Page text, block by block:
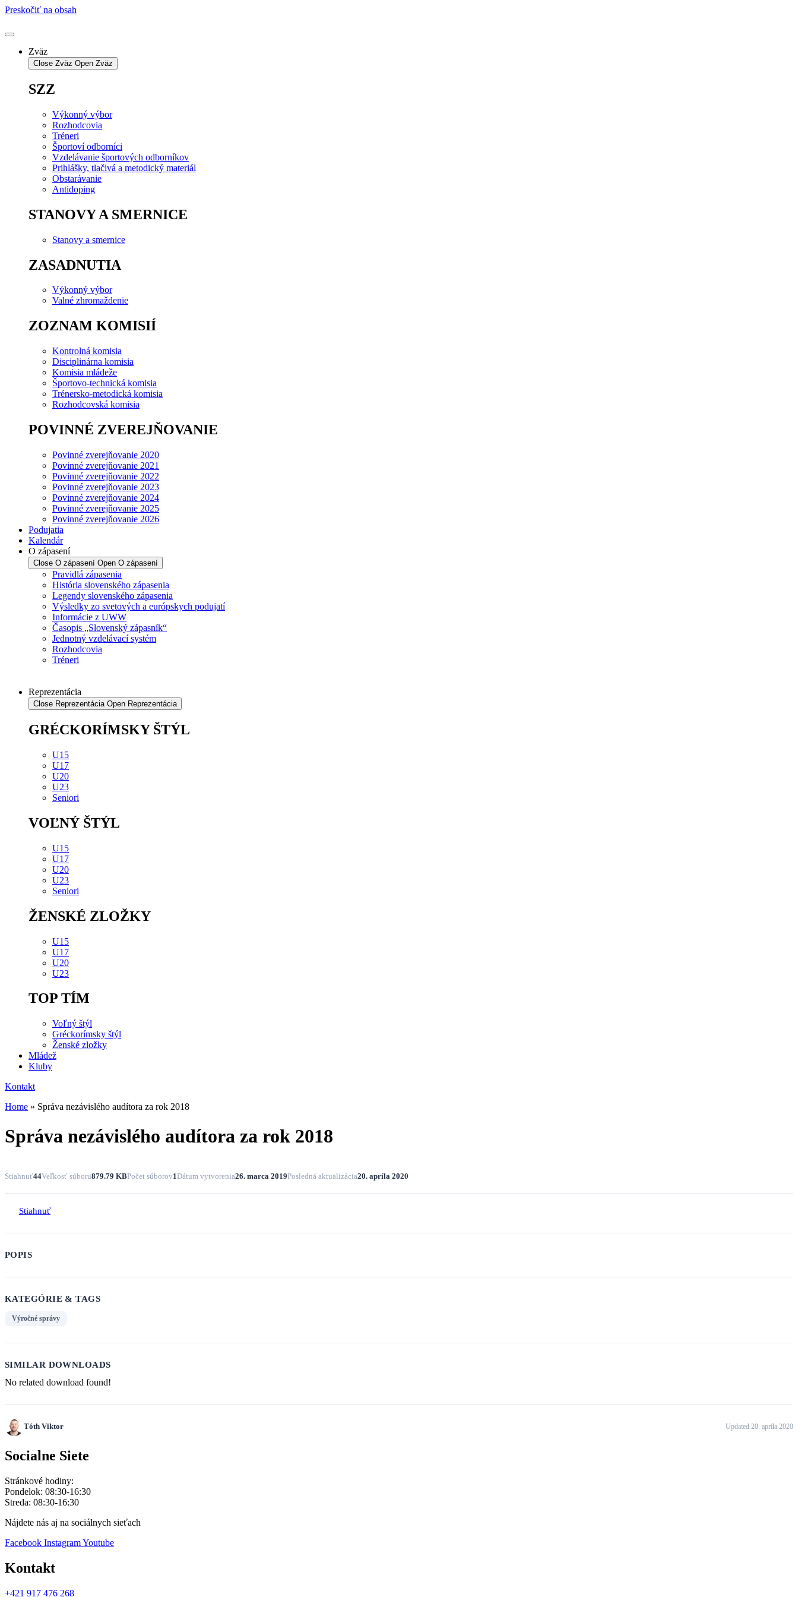
Preskočiť na obsah
Zväz
Close Zväz Open Zväz
SZZ
Výkonný výbor
Rozhodcovia
Tréneri
Športoví odborníci
Vzdelávanie športových odborníkov
Prihlášky, tlačivá a metodický materiál
Obstarávanie
Antidoping
STANOVY A SMERNICE
Stanovy a smernice
ZASADNUTIA
Výkonný výbor
Valné zhromaždenie
ZOZNAM KOMISIÍ
Kontrolná komisia
Disciplinárna komisia
Komisia mládeže
Športovo-technická komisia
Trénersko-metodická komisia
Rozhodcovská komisia
POVINNÉ ZVEREJŇOVANIE
Povinné zverejňovanie 2020
Povinné zverejňovanie 2021
Povinné zverejňovanie 2022
Povinné zverejňovanie 2023
Povinné zverejňovanie 2024
Povinné zverejňovanie 2025
Povinné zverejňovanie 2026
Podujatia
Kalendár
O zápasení
Close O zápasení Open O zápasení
Pravidlá zápasenia
História slovenského zápasenia
Legendy slovenského zápasenia
Výsledky zo svetových a európskych podujatí
Informácie z UWW
Časopis „Slovenský zápasník“
Jednotný vzdelávací systém
Rozhodcovia
Tréneri
Reprezentácia
Close Reprezentácia Open Reprezentácia
GRÉCKORÍMSKY ŠTÝL
U15
U17
U20
U23
Seniori
VOĽNÝ ŠTÝL
U15
U17
U20
U23
Seniori
ŽENSKÉ ZLOŽKY
U15
U17
U20
U23
TOP TÍM
Voľný štýl
Gréckorímsky štýl
Ženské zložky
Mládež
Kluby
Kontakt
Home » Správa nezávislého audítora za rok 2018
Správa nezávislého audítora za rok 2018
Stiahnuť44Veľkosť súboru879.79 KBPočet súborov1Dátum vytvorenia26. marca 2019Posledná aktualizácia20. apríla 2020
Stiahnuť
POPIS
KATEGÓRIE & TAGS
Výročné správy
SIMILAR DOWNLOADS
No related download found!
Tóth Viktor Updated 20. apríla 2020
Socialne Siete
Stránkové hodiny:
Pondelok: 08:30-16:30
Streda: 08:30-16:30
Nájdete nás aj na sociálnych sieťach
Facebook InstagramYoutube
Kontakt
+421 917 476 268